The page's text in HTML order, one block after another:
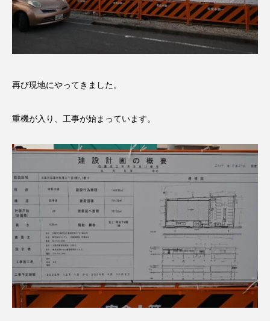
再び現地にやってきました。
重機が入り、工事が始まっています。